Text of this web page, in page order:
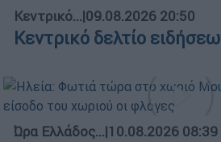
Κεντρικό...|09.08.2026 20:50
Κεντρικό δελτίο
Ώρα Ελλάδος...|10.08.2026 08:39